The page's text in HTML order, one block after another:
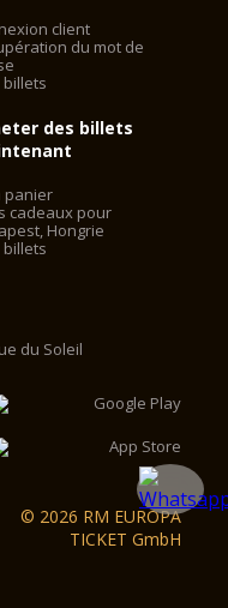
client
du mot de
billets
des billets
panier
cadeaux pour
Hongrie
billets
du Soleil
© 2026 RM EUROPA
TICKET GmbH